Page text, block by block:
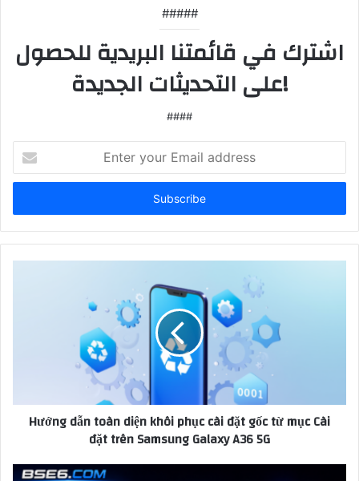
#####
اشترك في قائمتنا البريدية للحصول
على التحديثات الجديدة!
####
your
Email
Hướng dẫn toàn diện khôi phục cài đặt gốc từ mục Cài
đặt trên Samsung Galaxy A36 5G